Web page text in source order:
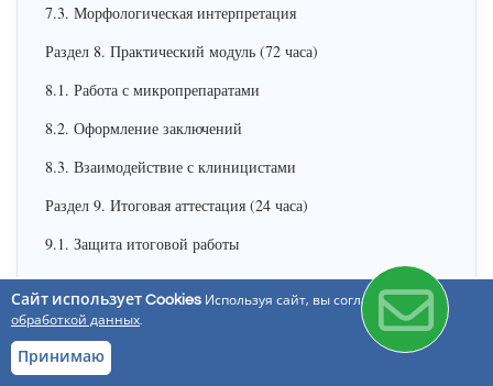
7.3. Морфологическая интерпретация
Раздел 8. Практический модуль (72 часа)
8.1. Работа с микропрепаратами
8.2. Оформление заключений
8.3. Взаимодействие с клиницистами
Раздел 9. Итоговая аттестация (24 часа)
9.1. Защита итоговой работы
9.2. Квалификационный экзамен
Сайт использует Cookies Используя сайт, вы соглашаетесь с
обработкой данных.
Принимаю